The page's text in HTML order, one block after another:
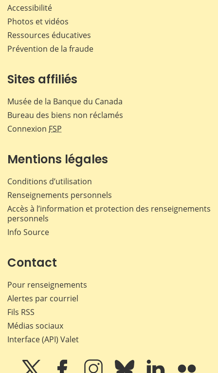
Accessibilité
Photos et vidéos
Ressources éducatives
Prévention de la fraude
Sites affiliés
Musée de la Banque du Canada
Bureau des biens non réclamés
Connexion FSP
Mentions légales
Conditions d’utilisation
Renseignements personnels
Accès à l’information et protection des renseignements
personnels
Info Source
Contact
Pour renseignements
Alertes par courriel
Fils RSS
Médias sociaux
Interface (API) Valet